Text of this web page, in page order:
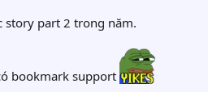
story part 2 trong năm.
bookmark support